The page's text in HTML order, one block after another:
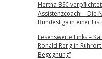
Hertha BSC
Assistenzcoach! – Die
Bundesliga in einer
Lesenswerte Links –
Ronald Reng in
Begegnung“